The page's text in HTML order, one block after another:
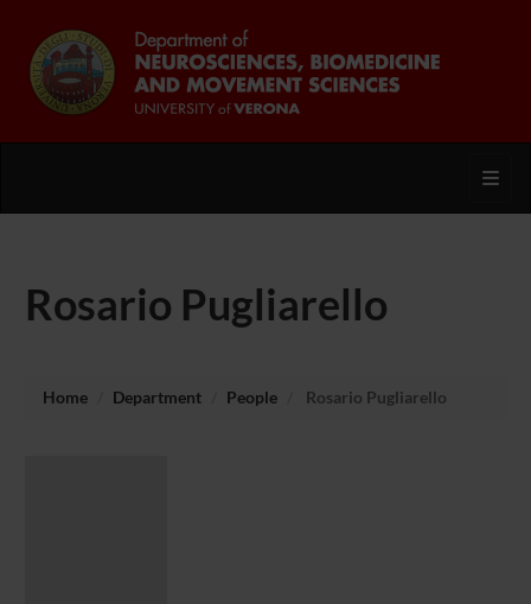
Rosario Pugliarello
Home Department People Rosario Pugliarello